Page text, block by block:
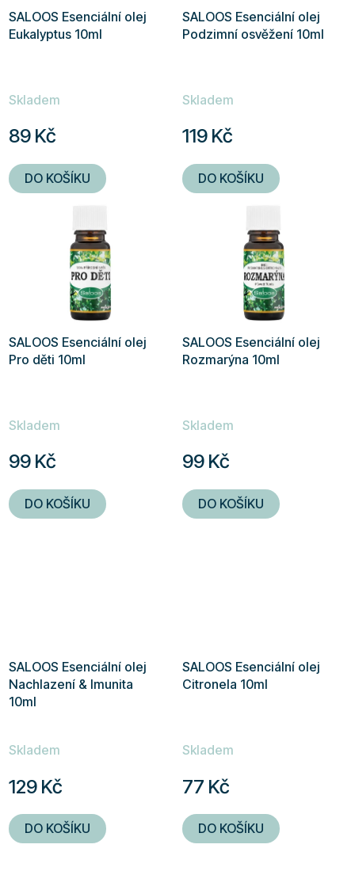
SALOOS Esenciální olej
Eukalyptus 10ml
Skladem
89 Kč
DO KOŠÍKU
SALOOS Esenciální olej
Podzimní osvěžení 10ml
Skladem
119 Kč
DO KOŠÍKU
SALOOS Esenciální olej
Pro děti 10ml
Skladem
99 Kč
DO KOŠÍKU
SALOOS Esenciální olej
Rozmarýna 10ml
Skladem
99 Kč
DO KOŠÍKU
SALOOS Esenciální olej
Nachlazení & Imunita
10ml
Skladem
129 Kč
DO KOŠÍKU
SALOOS Esenciální olej
Citronela 10ml
Skladem
77 Kč
DO KOŠÍKU